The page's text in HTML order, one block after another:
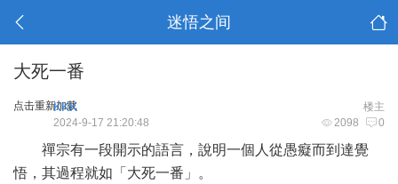
迷悟之间
大死一番
点击重新加载 楼主
KKK
2098 0
2024-9-17 21:20:48
禪宗有一段開示的語言，說明一個人從愚癡而到達覺
悟，其過程就如「大死一番」。